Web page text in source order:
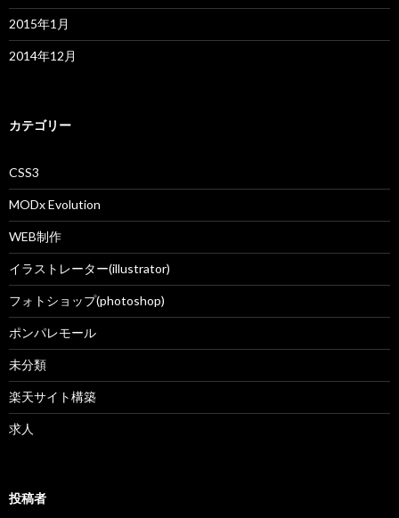
2015年1月
2014年12月
カテゴリー
CSS3
MODx Evolution
WEB制作
イラストレーター(illustrator)
フォトショップ(photoshop)
ポンパレモール
未分類
楽天サイト構築
求人
投稿者